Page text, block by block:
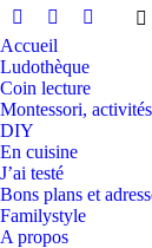
Facebook
page
opens
in
new
window
Instagram
page
opens
in
window
Pinterest
opens
in
Accueil
Ludothèque
Coin lecture
Montessori,
DIY
En cuisine
J’ai testé
Bons plans et
Familystyle
A propos